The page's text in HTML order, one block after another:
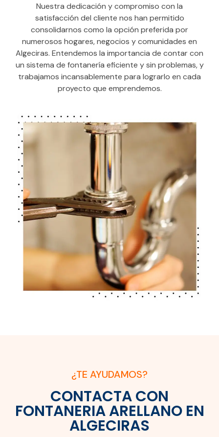
Nuestra dedicación y compromiso con la
satisfacción del cliente nos han permitido
consolidarnos como la opción preferida por
numerosos hogares, negocios y comunidades en
Algeciras. Entendemos la importancia de contar con
un sistema de fontanería eficiente y sin problemas, y
trabajamos incansablemente para lograrlo en cada
proyecto que emprendemos.
¿TE AYUDAMOS?
CONTACTA CON
FONTANERIA ARELLANO EN
ALGECIRAS